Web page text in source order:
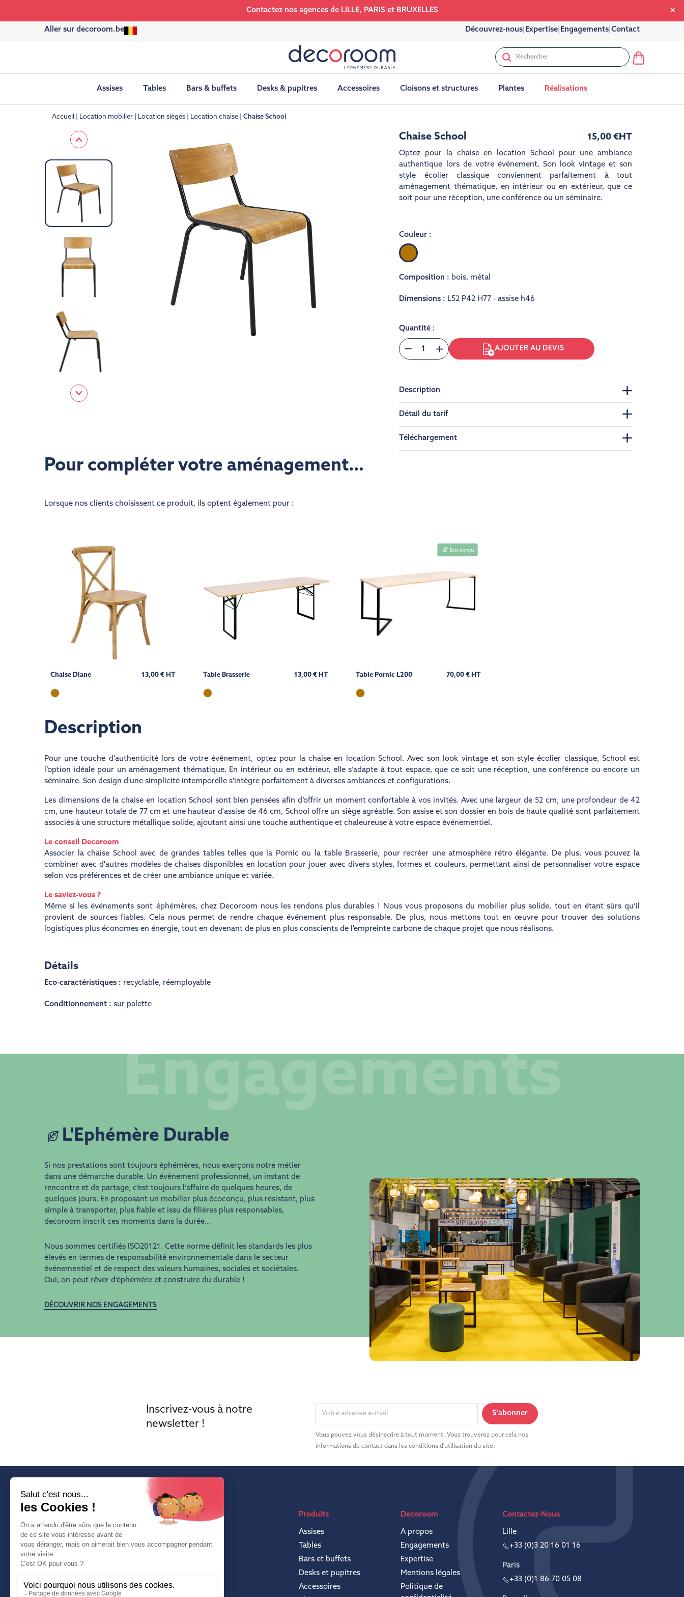
Contactez nos agences de LILLE, PARIS et BRUXELLES
Aller sur decoroom.be Découvrez-nous| Expertise| Engagements| Contact
Assises Tables Bars & buffets Desks & pupitres Accessoires Cloisons et structures Plantes Réalisations
Accueil Location mobilier Location sièges Location chaise Chaise School
Chaise School 15,00 €HT
Optez pour la chaise en location School pour une ambiance
authentique lors de votre événement. Son look vintage et son
style écolier classique conviennent parfaitement à tout
aménagement thématique, en intérieur ou en extérieur, que ce
soit pour une réception, une conférence ou un séminaire.
Couleur :
Bois
Composition : bois, métal
Dimensions : L52 P42 H77 - assise h46
Quantité :
AJOUTER AU DEVIS
Description
Détail du tarif
Téléchargement
Pour compléter votre aménagement…
Lorsque nos clients choisissent ce produit, ils optent également pour :
Chaise Diane 13,00 € HT Table Brasserie 13,00 € HT Table Pornic L200 70,00 € HT
Description
Pour une touche d’authenticité lors de votre événement, optez pour lachaise en location School. Avec son look vintage et son style écolier classique, School est
l’option idéale pour un aménagement thématique. En intérieur ou en extérieur, elle s’adapte à tout espace, que ce soit une réception, une conférence ou encore un
séminaire. Son design d'une simplicité intemporelle s'intègre parfaitement à diverses ambiances et configurations.
Les dimensions de la chaise en location School sont bien pensées afin d’offrir un moment confortable à vos invités. Avec une largeur de 52 cm, une profondeur de 42
cm, une hauteur totale de 77 cm et une hauteur d'assise de 46 cm, School offre un siège agréable. Son assise et son dossier en bois de haute qualité sont parfaitement
associés à une structure métallique solide, ajoutant ainsi une touche authentique et chaleureuse à votre espace événementiel.
Le conseil Decoroom
Associer la chaise School avec de grandes tables telles que la Pornic ou la table Brasserie, pour recréer une atmosphère rétro élégante. De plus, vous pouvez la
combiner avec d'autres modèles de chaises disponibles en location pour jouer avec divers styles, formes et couleurs, permettant ainsi de personnaliser votre espace
selon vos préférences et de créer une ambiance unique et variée.
Le saviez-vous ?
Même si les événements sont éphémères, chez Decoroom nous les rendons plus durables ! Nous vous proposons du mobilier plus solide, tout en étant sûrs qu’il
provient de sources fiables. Cela nous permet de rendre chaque événement plus responsable. De plus, nous mettons tout en œuvre pour trouver des solutions
logistiques plus économes en énergie, tout en devenant de plus en plus conscients de l'empreinte carbone de chaque projet que nous réalisons.
Détails
Eco-caractéristiques : recyclable, réemployable
Conditionnement : sur palette
Engagements
L'Ephémère Durable
Si nos prestations sont toujours éphémères, nous exerçons notre métier
dans une démarche durable. Un évènement professionnel, un instant de
rencontre et de partage, c’est toujours l’affaire de quelques heures, de
quelques jours. En proposant un mobilier plus écoconçu, plus résistant, plus
simple à transporter, plus fiable et issu de filières plus responsables,
decoroom inscrit ces moments dans la durée…
Nous sommes certifiés ISO20121. Cette norme définit les standards les plus
élevés en termes de responsabilité environnementale dans le secteur
événementiel et de respect des valeurs humaines, sociales et sociétales.
Oui, on peut rêver d’éphémère et construire du durable !
DÉCOUVRIR NOS ENGAGEMENTS
Inscrivez-vous à notre
newsletter !
Vous pouvez vous désinscrire à tout moment. Vous trouverez pour cela nos
informations de contact dans les conditions d'utilisation du site.
SUIVEZ-NOUS
Produits
Assises
Tables
Bars et buffets
Desks et pupitres
Accessoires
Decoroom
A propos
Engagements
Expertise
Mentions légales
Politique de
Contactez-Nous
Lille
+33 (0)3 20 16 01 16
Paris
+33 (0)1 86 70 05 08